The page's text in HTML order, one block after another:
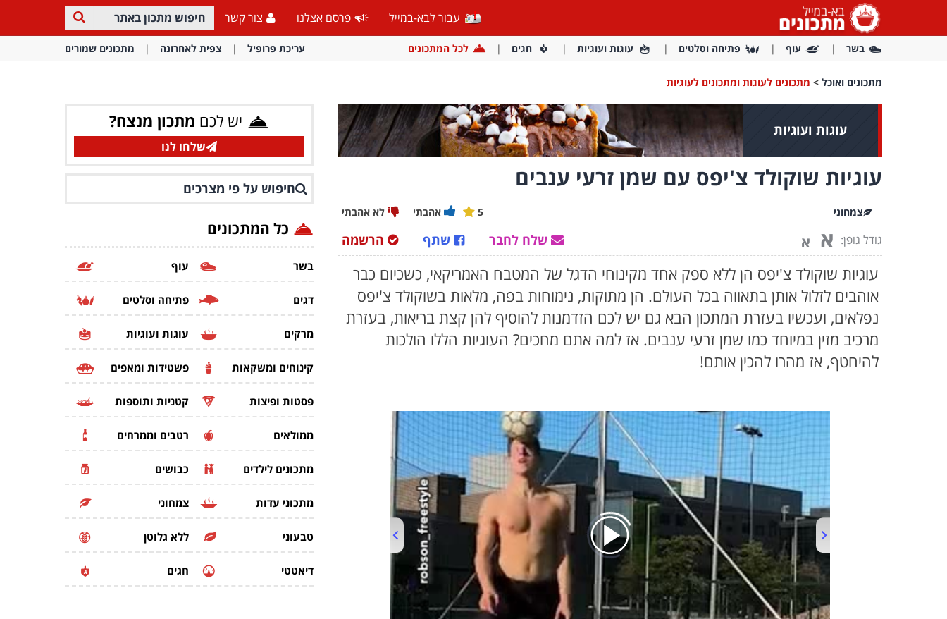
עבור לבא-במייל פרסם אצלנו צור קשר
בשר עוף פתיחה וסלטים עוגות ועוגיות חגים לכל המתכונים עריכת פרופיל צפית לאחרונה מתכונים שמורים
מתכונים ואוכל > מתכונים לעוגות ומתכונים לעוגיות
עוגות ועוגיות
עוגיות שוקולד צ'יפס עם שמן זרעי ענבים
צמחוני אהבתי לא אהבתי 5
גודל גופן: א א הרשמה שתף שלח לחבר
עוגיות שוקולד צ'יפס הן ללא ספק אחד מקינוחי הדגל של המטבח האמריקאי, כשכיום כבר
אוהבים לזלול אותן בתאווה בכל העולם. הן מתוקות, נימוחות בפה, מלאות בשוקולד צ'יפס
נפלאים, ועכשיו בעזרת המתכון הבא גם יש לכם הזדמנות להוסיף להן קצת בריאות, בעזרת
מרכיב מזין במיוחד כמו שמן זרעי ענבים. אז למה אתם מחכים? העוגיות הללו הולכות
להיחטף, אז מהרו להכין אותם!
יש לכם מתכון מנצח?
שלחו לנו
חיפוש על פי מצרכים
כל המתכונים
בשר עוף
דגים פתיחה וסלטים
מרקים עוגות ועוגיות
קינוחים ומשקאות פשטידות ומאפים
פסטות ופיצות קטניות ותוספות
ממולאים רטבים וממרחים
מתכונים לילדים כבושים
מתכוני עדות צמחוני
טבעוני ללא גלוטן
דיאטטי חגים